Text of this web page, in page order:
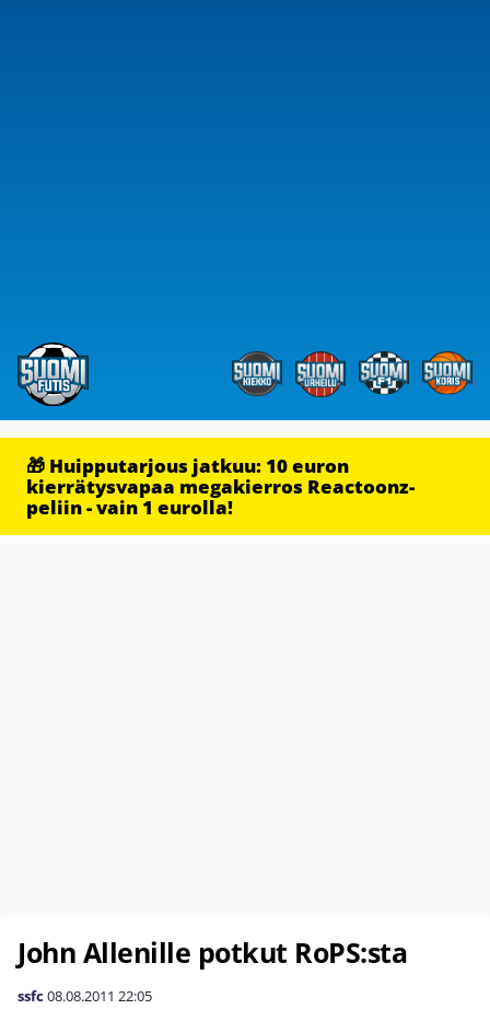
🎁 Huipputarjous jatkuu: 10 euron
kierrätysvapaa megakierros Reactoonz-
peliin - vain 1 eurolla!
John Allenille potkut RoPS:sta
ssfc08.08.2011 22:05